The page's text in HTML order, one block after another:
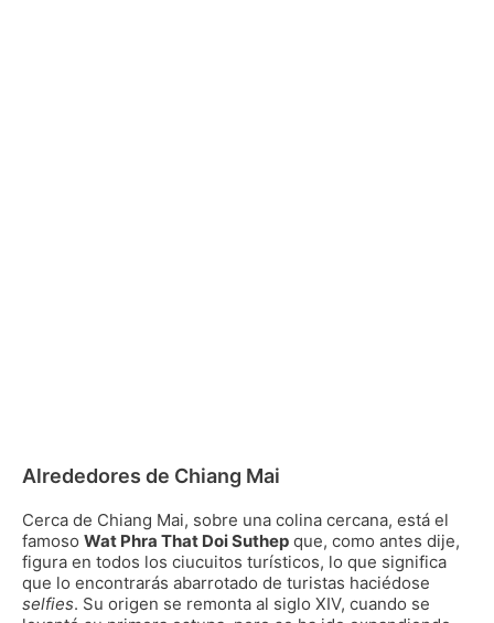
Alrededores de Chiang Mai
Cerca de Chiang Mai, sobre una colina cercana, está el
famoso Wat Phra That Doi Suthep que, como antes dije,
figura en todos los ciucuitos turísticos, lo que significa
que lo encontrarás abarrotado de turistas haciédose
selfies. Su origen se remonta al siglo XIV, cuando se